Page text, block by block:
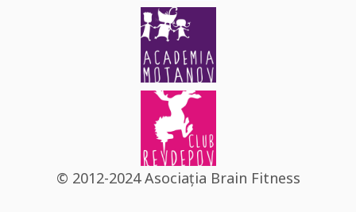
© 2012-2024 Asociația Brain Fitness